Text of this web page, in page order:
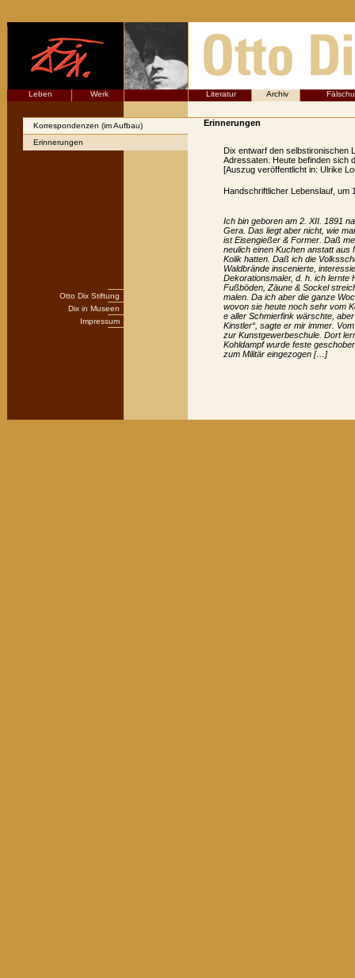
Leben Werk Literatur Archiv
Korrespondenzen (im Aufbau)
Erinnerungen
Otto Dix Stiftung
Dix in Museen
Impressum
Erinnerungen
Dix entwarf den selbstironischen
Adressaten. Heute befinden sich
[Auszug veröffentlicht in: Ulrike
Handschriftlicher Lebenslauf, um
Ich bin geboren am 2. XII. 1891
Gera. Das liegt aber nicht, wie
ist Eisengießer & Former. Daß
neulich einen Kuchen anstatt aus
Kolik hatten. Daß ich die
Waldbrände inscenierte,
Dekorationsmaler, d. h. ich lernte
Fußböden, Zäune & Sockel
malen. Da ich aber die ganze
wovon sie heute noch sehr vom
e aller Schmierfink wärschte,
Kinstler“, sagte er mir immer.
zur Kunstgewerbeschule. Dort
Kohldampf wurde feste
zum Militär eingezogen […]